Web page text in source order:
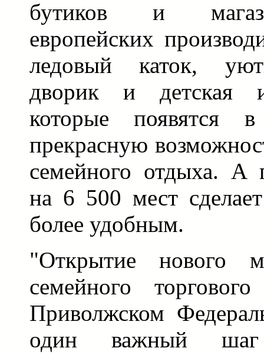
бутиков и
европейских
ледовый каток,
дворик и детская
которые появятся
прекрасную
семейного отдыха. А
на 6 500 мест
более удобным.
"Открытие нового
семейного
Приволжском
один важный